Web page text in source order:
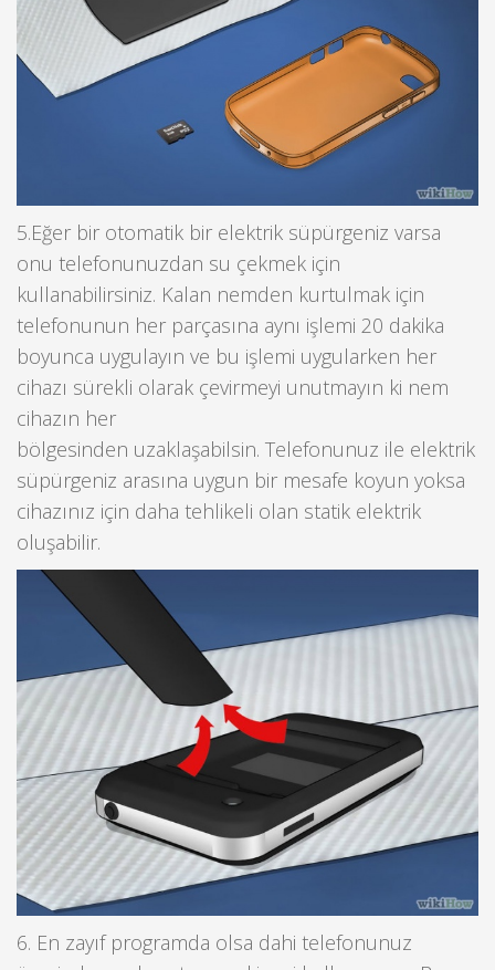
5.Eğer bir otomatik bir elektrik süpürgeniz varsa
onu telefonunuzdan su çekmek için
kullanabilirsiniz. Kalan nemden kurtulmak için
telefonunun her parçasına aynı işlemi 20 dakika
boyunca uygulayın ve bu işlemi uygularken her
cihazı sürekli olarak çevirmeyi unutmayın ki nem
cihazın her
bölgesinden uzaklaşabilsin. Telefonunuz ile elektrik
süpürgeniz arasına uygun bir mesafe koyun yoksa
cihazınız için daha tehlikeli olan statik elektrik
oluşabilir.
6. En zayıf programda olsa dahi telefonunuz